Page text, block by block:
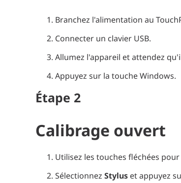
Branchez l'alimentation au
Connecter un clavier USB.
Allumez l'appareil et attendez
Appuyez sur la touche Windows.
Étape 2
Calibrage ouvert
Utilisez les touches fléchées
Sélectionnez Stylus et appuyez